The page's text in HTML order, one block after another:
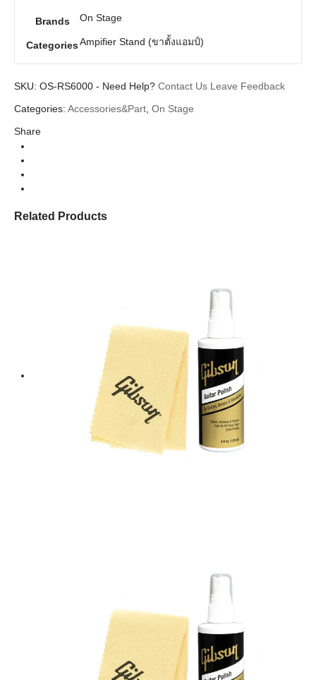
Brands On Stage
CategoriesAmpifier Stand (ขาตั้งแอมป์)
SKU: OS-RS6000 - Need Help? Contact Us Leave Feedback
Categories: Accessories&Part On Stage
Share
Related Products